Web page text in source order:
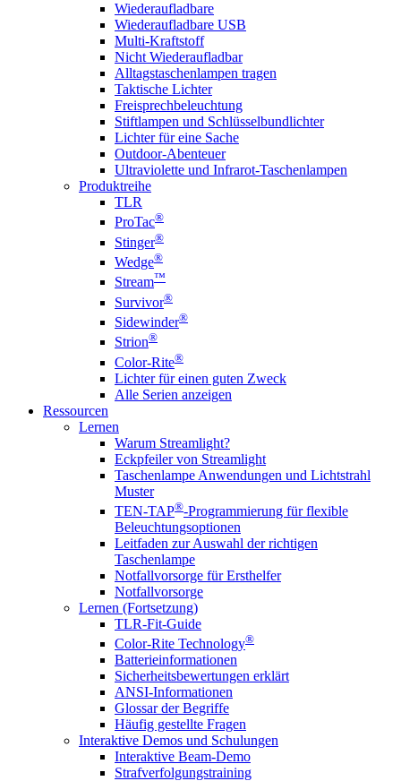
Wiederaufladbare
Wiederaufladbare USB
Multi-Kraftstoff
Nicht Wiederaufladbar
Alltagstaschenlampen tragen
Taktische Lichter
Freisprechbeleuchtung
Stiftlampen und Schlüsselbundlichter
Lichter für eine Sache
Outdoor-Abenteuer
Ultraviolette und Infrarot-Taschenlampen
Produktreihe
TLR
ProTac®
Stinger®
Wedge®
Stream™
Survivor®
Sidewinder®
Strion®
Color-Rite®
Lichter für einen guten Zweck
Alle Serien anzeigen
Ressourcen
Lernen
Warum Streamlight?
Eckpfeiler von Streamlight
Taschenlampe Anwendungen und Lichtstrahl
Muster
TEN-TAP®-Programmierung für flexible
Beleuchtungsoptionen
Leitfaden zur Auswahl der richtigen
Taschenlampe
Notfallvorsorge für Ersthelfer
Notfallvorsorge
Lernen (Fortsetzung)
TLR-Fit-Guide
Color-Rite Technology®
Batterieinformationen
Sicherheitsbewertungen erklärt
ANSI-Informationen
Glossar der Begriffe
Häufig gestellte Fragen
Interaktive Demos und Schulungen
Interaktive Beam-Demo
Strafverfolgungstraining